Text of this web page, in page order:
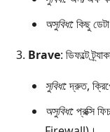
অসুবিধা:কিছু
Brave: ডিফল্টে
সুবিধা:দ্রুত,
অসুবিধা:প্রক্সি